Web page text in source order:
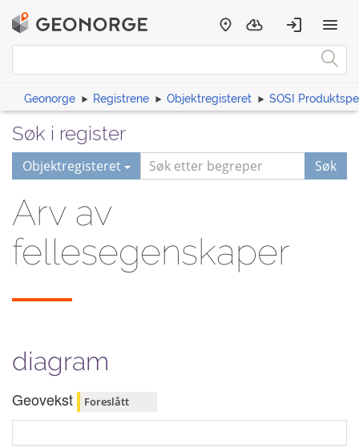
Geonorge Registrene Objektregisteret SOSI
Søk i register
Objektregisteret Søk
Arv av
fellesegenskaper
diagram
Geovekst Foreslått